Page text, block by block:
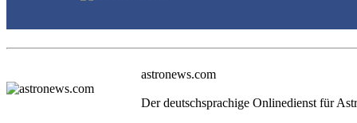
astronews.com
Der deutschsprachige Onlinedienst für